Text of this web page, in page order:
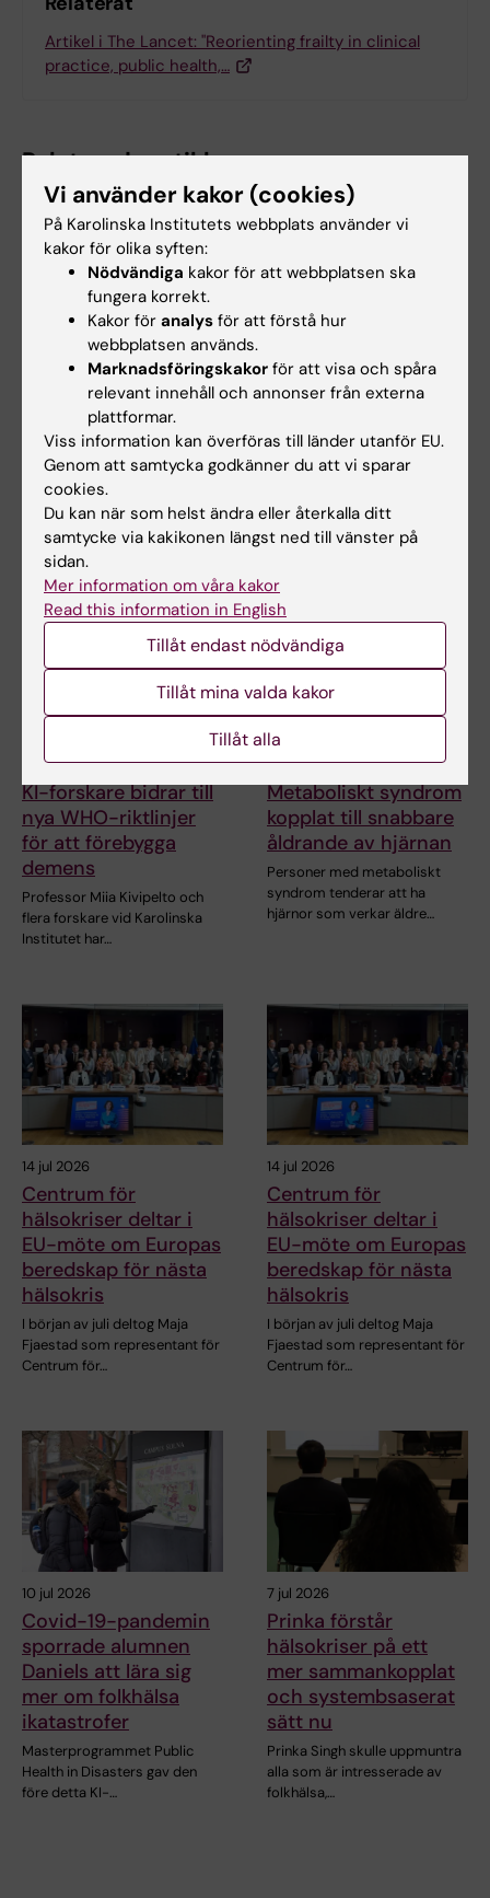
Artikel i The Lancet: "Reorienting frailty in clinical
practice, public health,…
Relaterade artiklar
2 aug 2026
Rekordmånga firade
lika villkor med KI i
Prideparaden
Sensommarsolen värmde över
Stockholm när Karolinska
Institutet deltog i…
28 jul 2026
KI-forskare bakom
lyfter utmaningar
med hiv
aidskonferensen (AIDS 2026)
öppnar i Rio de…
23 jul 2026
KI-forskare bidrar till
nya WHO-riktlinjer
för att förebygga
demens
Professor Miia Kivipelto och
flera forskare vid Karolinska
Institutet har…
14 jul 2026
Metaboliskt syndrom
kopplat till snabbare
åldrande av hjärnan
Personer med metaboliskt
syndrom tenderar att ha
hjärnor som verkar äldre…
14 jul 2026
Centrum för
hälsokriser deltar i
EU-möte om Europas
beredskap för nästa
hälsokris
I början av juli deltog Maja
Fjaestad som representant för
Centrum för…
14 jul 2026
Centrum för
hälsokriser deltar i
EU-möte om Europas
beredskap för nästa
hälsokris
I början av juli deltog Maja
Fjaestad som representant för
Centrum för…
10 jul 2026
Covid-19-pandemin
sporrade alumnen
Daniels att lära sig
mer om folkhälsa
ikatastrofer
Masterprogrammet Public
Health in Disasters gav den
före detta KI-…
7 jul 2026
Prinka förstår
hälsokriser på ett
mer sammankopplat
och systembsaserat
sätt nu
Prinka Singh skulle uppmuntra
alla som är intresserade av
folkhälsa,…
Vi använder kakor (cookies)
På Karolinska Institutets webbplats använder vi
kakor för olika syften:
Nödvändiga kakor för att webbplatsen ska
fungera korrekt.
Kakor för analys för att förstå hur
webbplatsen används.
Marknadsföringskakor för att visa och spåra
relevant innehåll och annonser från externa
plattformar.
Viss information kan överföras till länder utanför EU.
Genom att samtycka godkänner du att vi sparar
cookies.
Du kan när som helst ändra eller återkalla ditt
samtycke via kakikonen längst ned till vänster på
sidan.
Mer information om våra kakor
Read this information in English
Tillåt endast nödvändiga
Tillåt mina valda kakor
Tillåt alla